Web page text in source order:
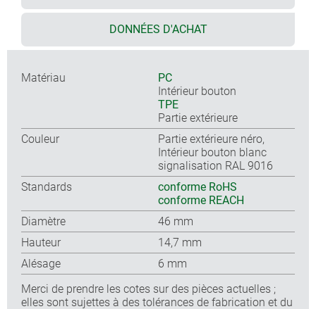
DONNÉES D'ACHAT
Matériau
PC
Intérieur bouton
TPE
Partie extérieure
Couleur
Partie extérieure néro,
Intérieur bouton blanc
signalisation RAL 9016
Standards
conforme RoHS
conforme REACH
Diamètre
46 mm
Hauteur
14,7 mm
Alésage
6 mm
Merci de prendre les cotes sur des pièces actuelles ;
elles sont sujettes à des tolérances de fabrication et du